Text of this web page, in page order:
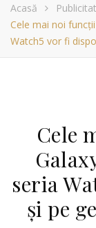
Acasă
Cele mai noi
Watch5 vor fi
Cele
seria
și pe